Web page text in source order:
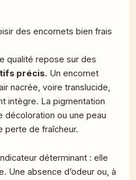
des encornets bien frais
qualité repose sur des
précis. Un encornet
nacrée, voire translucide,
intègre. La pigmentation
décoloration ou une peau
perte de fraîcheur.
déterminant : elle
Une absence d’odeur ou, à